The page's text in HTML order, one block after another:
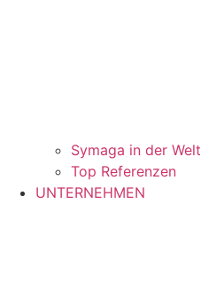
Symaga in der Welt
Top Referenzen
UNTERNEHMEN